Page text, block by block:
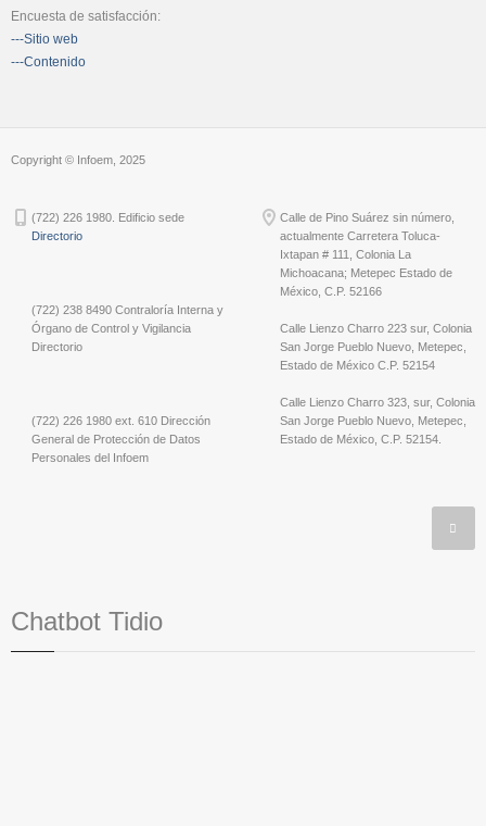
Encuesta de satisfacción:
---Sitio web
---Contenido
Copyright © Infoem, 2025
(722) 226 1980. Edificio sede
Directorio
(722) 238 8490 Contraloría Interna y
Órgano de Control y Vigilancia
Directorio
(722) 226 1980 ext. 610 Dirección
General de Protección de Datos
Personales del Infoem
Calle de Pino Suárez sin número,
actualmente Carretera Toluca-
Ixtapan # 111, Colonia La
Michoacana; Metepec Estado de
México, C.P. 52166
Calle Lienzo Charro 223 sur, Colonia
San Jorge Pueblo Nuevo, Metepec,
Estado de México C.P. 52154
Calle Lienzo Charro 323, sur, Colonia
San Jorge Pueblo Nuevo, Metepec,
Estado de México, C.P. 52154.
Chatbot Tidio